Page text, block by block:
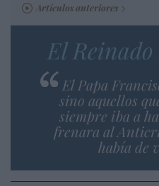
Artículos anteriores
El
El Papa
sino aquellos
siempre iba a
frenara al
había de